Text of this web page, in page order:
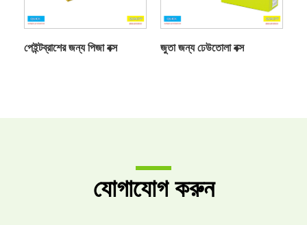
পেইন্টব্রাশের জন্য পিজা বক্স জুতা জন্য ঢেউতোলা বক্স
যোগাযোগ করুন